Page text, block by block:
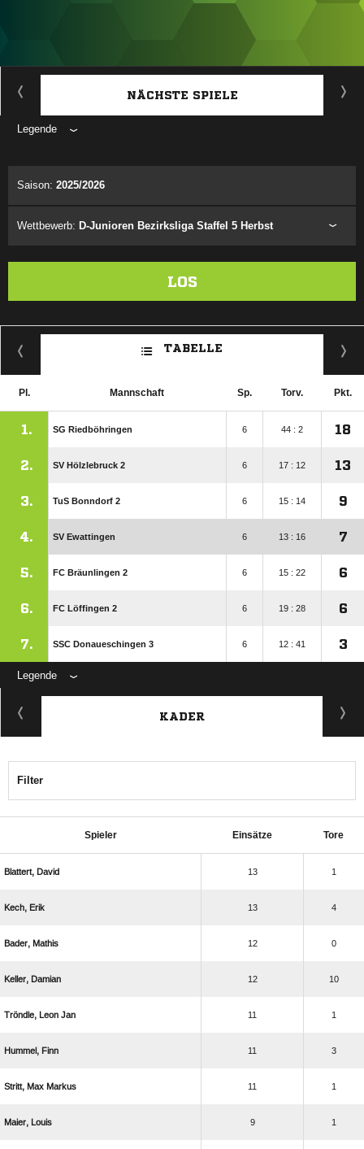
ANZEIGE
NÄCHSTE SPIELE
Legende
Saison: 2025/2026
Wettbewerb: D-Junioren Bezirksliga Staffel 5 Herbst
LOS
TABELLE
Pl. Mannschaft Sp. Torv. Pkt.
1. SG Riedböhringen 6 44 : 2 18
2. SV Hölzlebruck 2 6 17 : 12 13
3. TuS Bonndorf 2 6 15 : 14 9
4. SV Ewattingen 6 13 : 16 7
5. FC Bräunlingen 2 6 15 : 22 6
6. FC Löffingen 2 6 19 : 28 6
7. SSC Donaueschingen 3 6 12 : 41 3
Legende
KADER
Filter
Spieler Einsätze Tore
  13 1
  13 4
  12 0
  12 10
   11 1
  11 3
   11 1
  9 1